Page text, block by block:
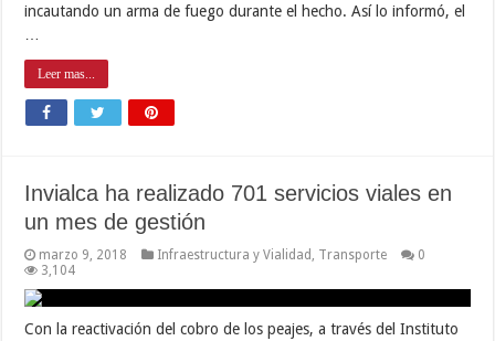
incautando un arma de fuego durante el hecho. Así lo informó, el
Leer mas...
Invialca ha realizado 701 servicios viales en
un mes de gestión
marzo 9, 2018 Infraestructura y Vialidad Transporte
0
3,104
Con la reactivación del cobro de los peajes, a través del Instituto